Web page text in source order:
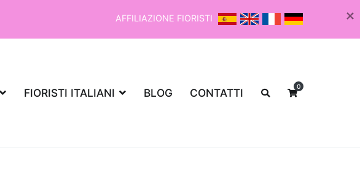
AFFILIAZIONE FIORISTI
FIORISTI ITALIANI BLOG CONTATTI 0